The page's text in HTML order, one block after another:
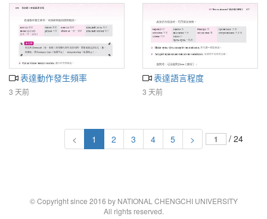
表達動作發生頻率
3 天前
表達語言程度
3 天前
< 1 2 3 4 5 > / 24
© Copyright since 2016 by NATIONAL CHENGCHI UNIVERSITY
All rights reserved.